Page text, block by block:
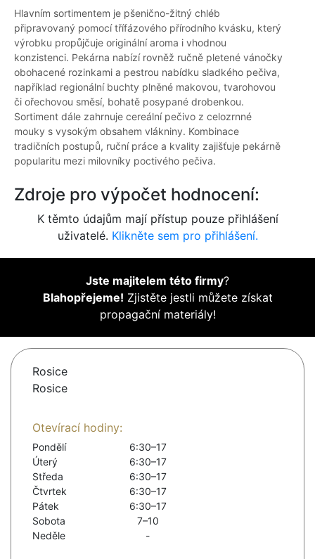
Hlavním sortimentem je pšenično-žitný chléb
připravovaný pomocí třífázového přírodního kvásku, který
výrobku propůjčuje originální aroma i vhodnou
konzistenci. Pekárna nabízí rovněž ručně pletené vánočky
obohacené rozinkami a pestrou nabídku sladkého pečiva,
například regionální buchty plněné makovou, tvarohovou
či ořechovou směsí, bohatě posypané drobenkou.
Sortiment dále zahrnuje cereální pečivo z celozrnné
mouky s vysokým obsahem vlákniny. Kombinace
tradičních postupů, ruční práce a kvality zajišťuje pekárně
popularitu mezi milovníky poctivého pečiva.
Zdroje pro výpočet hodnocení:
K těmto údajům mají přístup pouze přihlášení
uživatelé. Klikněte sem pro přihlášení.
Jste majitelem této firmy?
Blahopřejeme! Zjistěte jestli můžete získat
propagační materiály!
Rosice
Rosice
Otevírací hodiny:
Pondělí
6:30–17
Úterý
6:30–17
Středa
6:30–17
Čtvrtek
6:30–17
Pátek
6:30–17
Sobota
7–10
Neděle
-